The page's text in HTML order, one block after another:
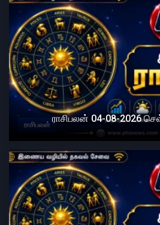
ராசிபலன்
ராசிபலன் 04-08-2026